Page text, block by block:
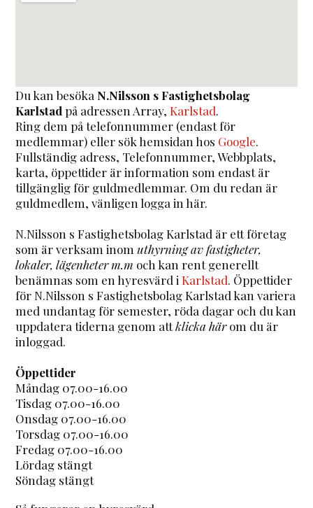
Du kan besöka N.Nilsson s Fastighetsbolag
Karlstad på adressen Array,Karlstad.
Ring dem på telefonnummer (endast för
medlemmar) eller sök hemsidan hos Google.
Fullständig adress, Telefonnummer, Webbplats,
karta, öppettider är information som endast är
tillgänglig för guldmedlemmar. Om du redan är
guldmedlem, vänligen logga in här.
N.Nilsson s Fastighetsbolag Karlstad är ett företag
som är verksam inomuthyrning av fastigheter,
lokaler, lägenheter m.m och kan rent generellt
benämnas som en hyresvärd iKarlstad. Öppettider
för N.Nilsson s Fastighetsbolag Karlstad kan variera
med undantag för semester, röda dagar och du kan
uppdatera tiderna genom attklicka härom du är
inloggad.
Öppettider
Måndag 07.00-16.00
Tisdag 07.00-16.00
Onsdag 07.00-16.00
Torsdag 07.00-16.00
Fredag 07.00-16.00
Lördag stängt
Söndag stängt